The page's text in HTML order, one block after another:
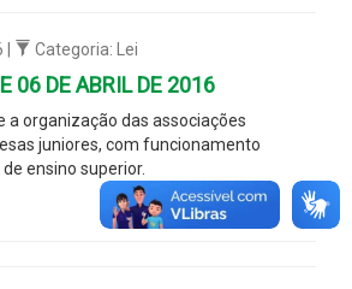
Categoria: Lei
06 DE ABRIL DE 2016
a organização das associações
juniores, com funcionamento
ensino superior.